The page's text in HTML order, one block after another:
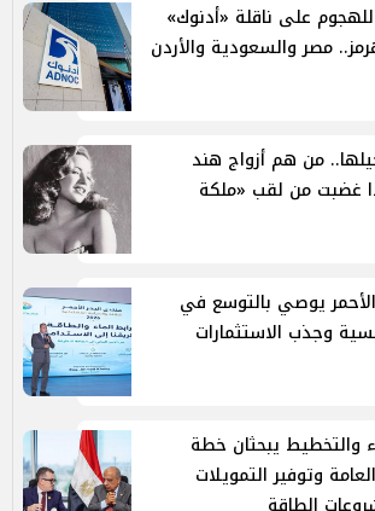
للهجوم على ناقلة «أدنوك»
مصر والسعودية والأردن
من هم أزواج هند
غضبت من لقب «ملكة
يوصي بالتوسع في
وجذب الاستثمارات
والتخطيط يبحثان خطة
وتوفير التمويلات